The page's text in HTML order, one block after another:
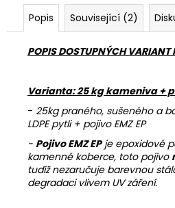
Popis Související (2)
POPIS DOSTUPNÝCH VARIANT
Varianta: 25 kg kameniva +
- 25kg praného, sušeného a
LDPE pytli + pojivo EMZ EP
- Pojivo EMZ EPje epoxidové
kamenné koberce, toto pojivo
tudíž nezaručuje barevnou
degradaci vlivem UV záření.
Kč